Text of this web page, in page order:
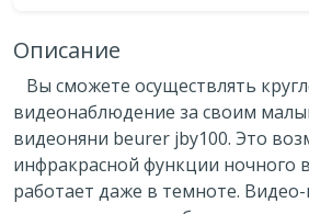
Описание
Вы сможете осуществлять
видеонаблюдение за своим
видеоняни beurer jby100. Это
инфракрасной функции ночного
работает даже в темноте.